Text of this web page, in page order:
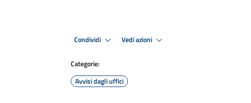
Condividi Vedi azioni
Categorie:
Avvisi dagli uffici